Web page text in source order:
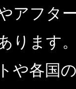
アフタ
ります
や各国